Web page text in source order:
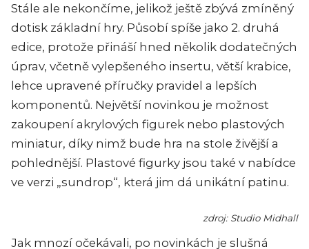
Stále ale nekončíme, jelikož ještě zbývá zmíněný
dotisk základní hry. Působí spíše jako 2. druhá
edice, protože přináší hned několik dodatečných
úprav, včetně vylepšeného insertu, větší krabice,
lehce upravené příručky pravidel a lepších
komponentů. Největší novinkou je možnost
zakoupení akrylových figurek nebo plastových
miniatur, díky nimž bude hra na stole živější a
pohlednější. Plastové figurky jsou také v nabídce
ve verzi „sundrop“, která jim dá unikátní patinu.
zdroj: Studio Midhall
Jak mnozí očekávali, po novinkách je slušná